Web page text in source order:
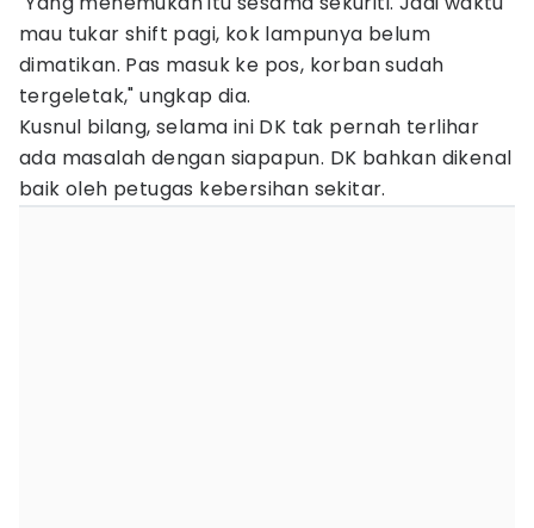
mau tukar shift pagi, kok lampunya belum
dimatikan. Pas masuk ke pos, korban sudah
tergeletak," ungkap dia.
Kusnul bilang, selama ini DK tak pernah terlihar
ada masalah dengan siapapun. DK bahkan dikenal
baik oleh petugas kebersihan sekitar.